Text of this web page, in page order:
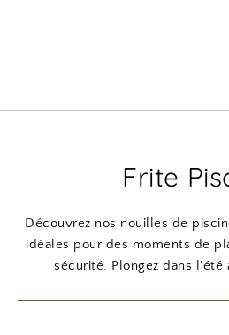
Frite
Découvrez nos nouilles de
idéales pour des moments de
sécurité. Plongez dans l’été